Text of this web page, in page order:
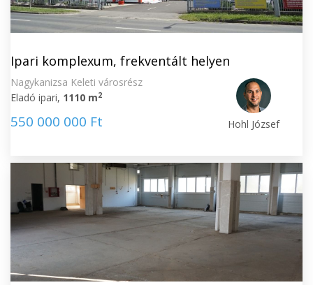
Ipari komplexum, frekventált helyen
Nagykanizsa Keleti városrész
Eladó ipari, 1110 m2
550 000 000 Ft Hohl József